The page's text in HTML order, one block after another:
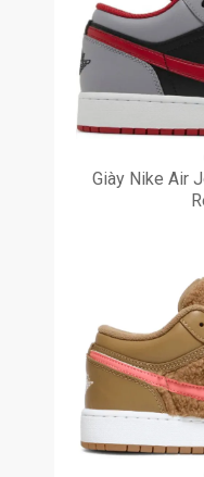
Giày Nike Air